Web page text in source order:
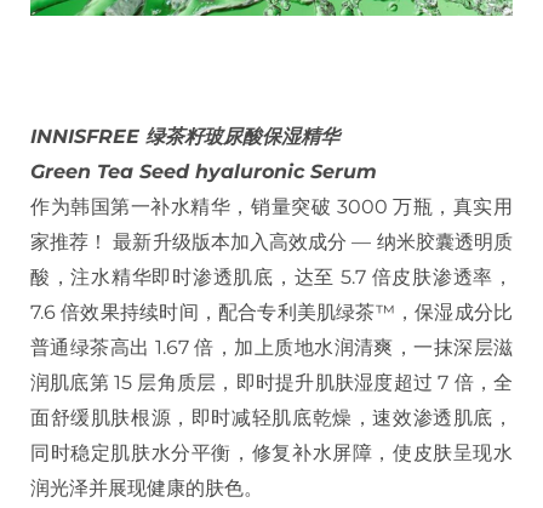
INNISFREE 绿茶籽玻尿酸保湿精华
Green Tea Seed hyaluronic Serum
作为韩国第一补水精华，销量突破 3000 万瓶，真实用
家推荐！ 最新升级版本加入高效成分 — 纳米胶囊透明质
酸，注水精华即时渗透肌底，达至 5.7 倍皮肤渗透率，
7.6 倍效果持续时间，配合专利美肌绿茶™，保湿成分比
普通绿茶高出 1.67 倍，加上质地水润清爽，一抹深层滋
润肌底第 15 层角质层，即时提升肌肤湿度超过 7 倍，全
面舒缓肌肤根源，即时减轻肌底乾燥，速效渗透肌底，
同时稳定肌肤水分平衡，修复补水屏障，使皮肤呈现水
润光泽并展现健康的肤色。